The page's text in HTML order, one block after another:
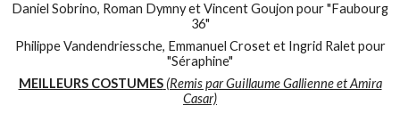
Daniel Sobrino, Roman Dymny et Vincent Goujon pour "Faubourg
36"
Philippe Vandendriessche, Emmanuel Croset et Ingrid Ralet pour
"Séraphine"
MEILLEURS COSTUMES (Remis par Guillaume Gallienne et Amira
Casar)